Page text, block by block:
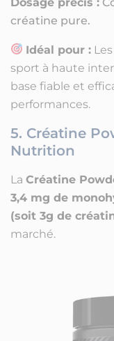
créatine pure.
Idéal pour :
sport à haute
base fiable et
performances.
5. Créatine
Nutrition
La Créatine
3,4 mg de
(soit 3g de
marché.